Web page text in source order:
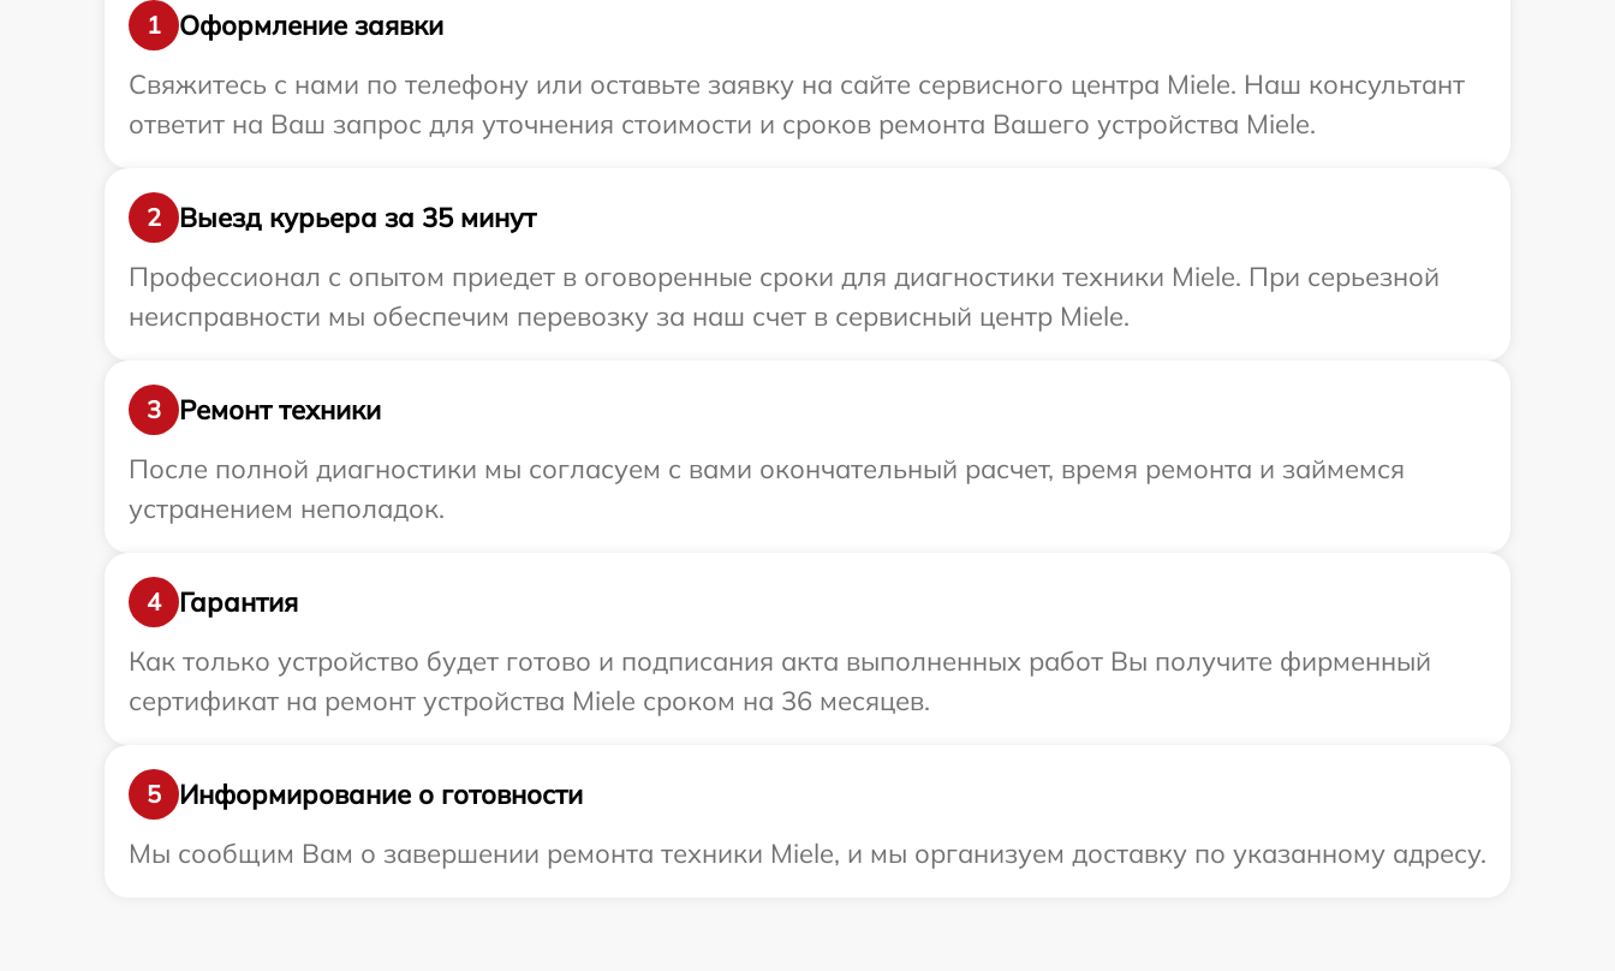
1
Оформление заявки
Свяжитесь с нами по телефону или оставьте заявку на сайте сервисного центра Miele. Наш консультант
ответит на Ваш запрос для уточнения стоимости и сроков ремонта Вашего устройства Miele.
2
Выезд курьера за 35 минут
Профессионал с опытом приедет в оговоренные сроки для диагностики техники Miele. При серьезной
неисправности мы обеспечим перевозку за наш счет в сервисный центр Miele.
3
Ремонт техники
После полной диагностики мы согласуем с вами окончательный расчет, время ремонта и займемся
устранением неполадок.
4
Гарантия
Как только устройство будет готово и подписания акта выполненных работ Вы получите фирменный
сертификат на ремонт устройства Miele сроком на 36 месяцев.
5
Информирование о готовности
Мы сообщим Вам о завершении ремонта техники Miele, и мы организуем доставку по указанному адресу.